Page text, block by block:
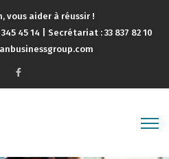
vous aider à réussir !
45 14 | Secrétariat : 33 837 82 10